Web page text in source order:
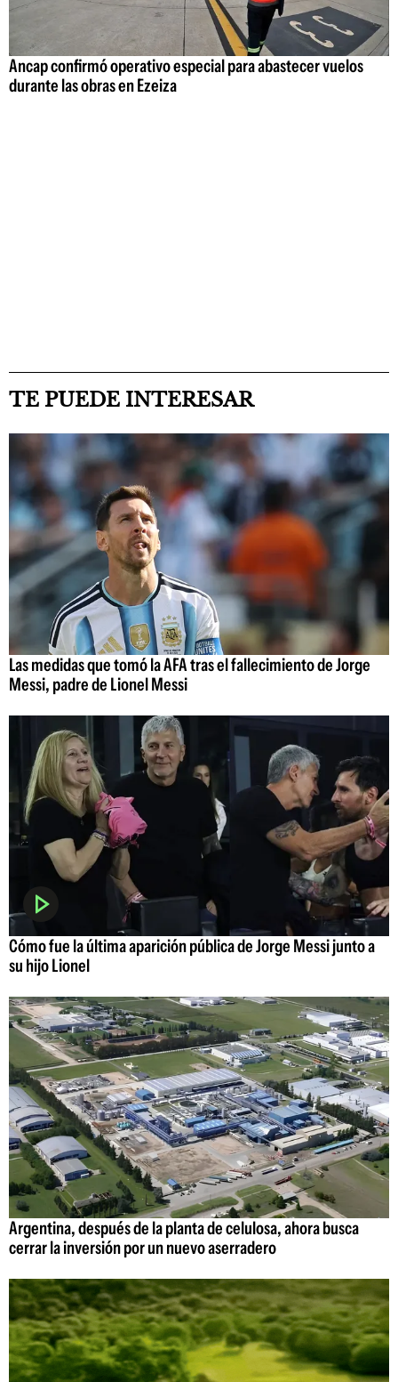
Ancap confirmó operativo especial para abastecer vuelos
durante las obras en Ezeiza
TE PUEDE INTERESAR
Las medidas que tomó la AFA tras el fallecimiento de Jorge
Messi, padre de Lionel Messi
Cómo fue la última aparición pública de Jorge Messi junto a
su hijo Lionel
Argentina, después de la planta de celulosa, ahora busca
cerrar la inversión por un nuevo aserradero